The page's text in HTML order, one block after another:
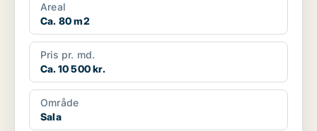
Areal
Ca. 80 m2
Pris pr. md.
Ca. 10 500 kr.
Område
Sala